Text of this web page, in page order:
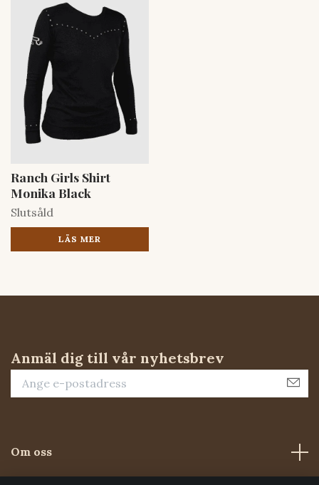
Ranch Girls Shirt
Monika Black
Slutsåld
LÄS MER
Anmäl dig till vår nyhetsbrev
Om oss